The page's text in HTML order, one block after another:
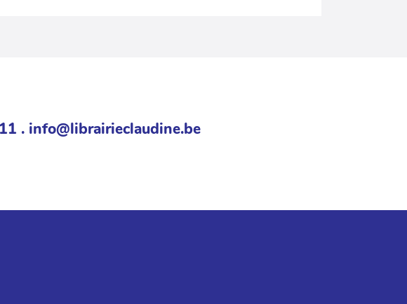
. info@librairieclaudine.be